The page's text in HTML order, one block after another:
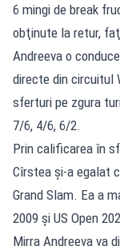
6 mingi de break
obţinute la retur,
Andreeva o
directe din circuitul
sferturi pe zgura
7/6, 4/6, 6/2.
Prin calificarea în
Cîrstea și-a egalat
Grand Slam. Ea a
2009 și US Open
Mirra Andreeva va